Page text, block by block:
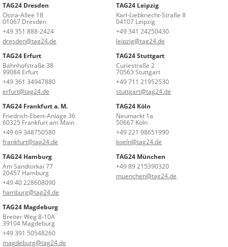
TAG24 Dresden
Ostra-Allee 18
01067 Dresden
+49 351 888-2424
dresden@tag24.de
TAG24 Leipzig
Karl-Liebknecht-Straße 8
04107 Leipzig
+49 341 24250430
leipzig@tag24.de
TAG24 Erfurt
Bahnhofstraße 38
99084 Erfurt
+49 361 34947880
erfurt@tag24.de
TAG24 Stuttgart
Curiestraße 2
70563 Stuttgart
+49 711 21952530
stuttgart@tag24.de
TAG24 Frankfurt a. M.
Friedrich-Ebert-Anlage 36
60325 Frankfurt am Main
+49 69 348750580
frankfurt@tag24.de
TAG24 Köln
Neumarkt 1a
50667 Köln
+49 221 98651990
koeln@tag24.de
TAG24 Hamburg
Am Sandtorkai 77
20457 Hamburg
+49 40 228608090
hamburg@tag24.de
TAG24 München
+49 89 215390320
muenchen@tag24.de
TAG24 Magdeburg
Breiter Weg 8-10A
39104 Magdeburg
+49 391 50548260
magdeburg@tag24.de